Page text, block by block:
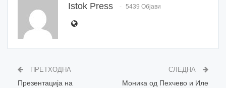
Istok Press 5439 Објави
ПРЕТХОДНА
Презентација на
СЛЕДНА
Моника од Пехчево и Иле